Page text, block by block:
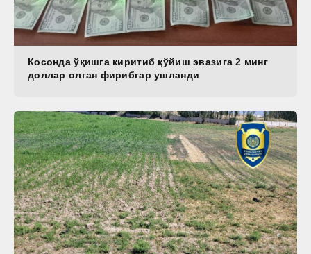
Косонда ўқишга киритиб қўйиш эвазига 2 минг
доллар олган фирибгар ушланди